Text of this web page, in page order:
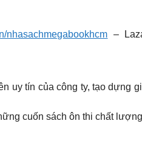
nhasachmegabookhcm –
tín của công ty, tạo dựng
cuốn sách ôn thi chất